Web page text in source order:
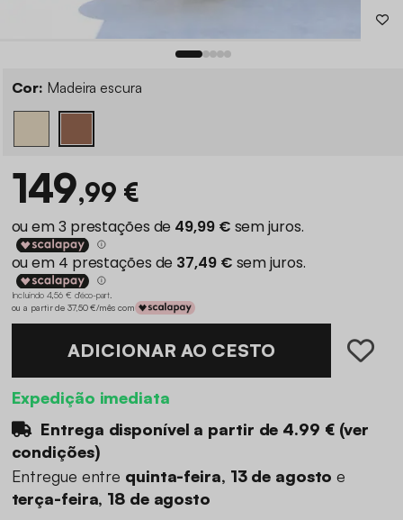
Cor: Madeira escura
149,99 €
Incluindo 4,56 € d'éco-part.
ou a partir de 37,50 €/mês com
ADICIONAR AO CESTO
Expedição imediata
Entrega disponível a partir de 4.99 €(ver
condições)
Entregue entre quinta-feira, 13 de agostoe
terça-feira, 18 de agosto